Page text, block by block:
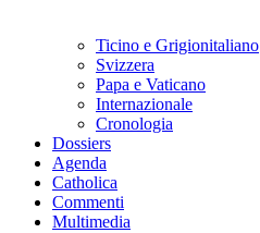
Ticino e Grigionitaliano
Svizzera
Papa e Vaticano
Internazionale
Cronologia
Dossiers
Agenda
Catholica
Commenti
Multimedia